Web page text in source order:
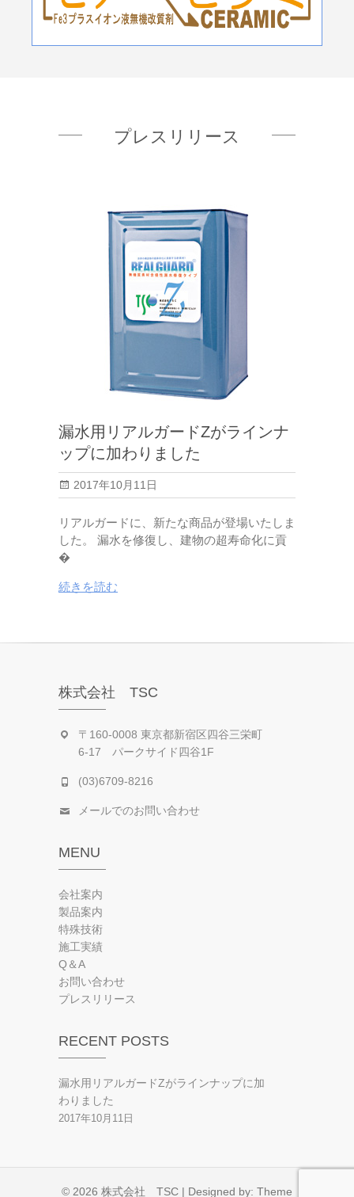
プレスリリース
漏水用リアルガードZがラインナ
ップに加わりました
2017年10月11日
リアルガードに、新たな商品が登場いたしま
した。 漏水を修復し、建物の超寿命化に貢
�
続きを読む
株式会社 TSC
〒160-0008 東京都新宿区四谷三栄町
6-17 パークサイド四谷1F
(03)6709-8216
メールでのお問い合わせ
MENU
会社案内
製品案内
特殊技術
施工実績
Q＆A
お問い合わせ
プレスリリース
RECENT POSTS
漏水用リアルガードZがラインナップに加
わりました
2017年10月11日
© 2026 株式会社 TSC | Designed by: Theme